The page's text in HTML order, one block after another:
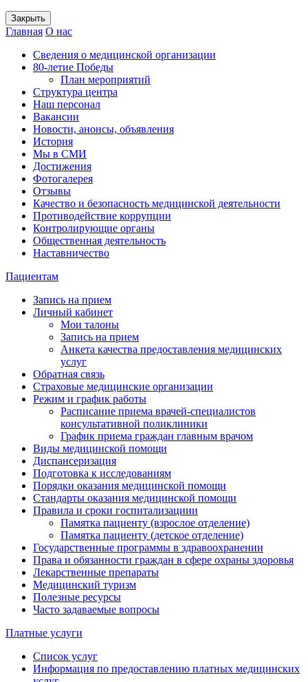
Закрыть
Главная О нас
Сведения о медицинской организации
80-летие Победы
План мероприятий
Структура центра
Наш персонал
Вакансии
Новости, анонсы, объявления
История
Мы в СМИ
Достижения
Фотогалерея
Отзывы
Качество и безопасность медицинской деятельности
Противодействие коррупции
Контролирующие органы
Общественная деятельность
Наставничество
Пациентам
Запись на прием
Личный кабинет
Мои талоны
Запись на прием
Анкета качества предоставления медицинских
услуг
Обратная связь
Страховые медицинские организации
Режим и график работы
Расписание приема врачей-специалистов
консультативной поликлиники
График приема граждан главным врачом
Виды медицинской помощи
Диспансеризация
Подготовка к исследованиям
Порядки оказания медицинской помощи
Стандарты оказания медицинской помощи
Правила и сроки госпитализациии
Памятка пациенту (взрослое отделение)
Памятка пациенту (детское отделение)
Государственные программы в здравоохранении
Права и обязанности граждан в сфере охраны здоровья
Лекарственные препараты
Медицинский туризм
Полезные ресурсы
Часто задаваемые вопросы
Платные услуги
Список услуг
Информация по предоставлению платных медицинских